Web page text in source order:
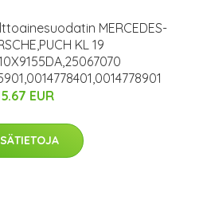
MERCEDES-
KL 19
EUR